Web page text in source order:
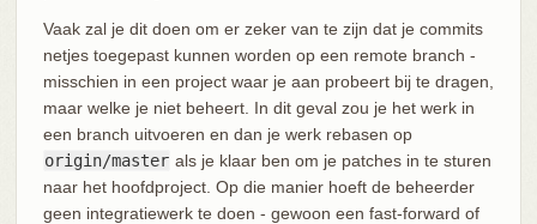
Vaak zal je dit doen om er zeker van te zijn dat je commits
netjes toegepast kunnen worden op een remote branch -
misschien in een project waar je aan probeert bij te dragen,
maar welke je niet beheert. In dit geval zou je het werk in
een branch uitvoeren en dan je werk rebasen op
origin/master als je klaar ben om je patches in te sturen
naar het hoofdproject. Op die manier hoeft de beheerder
geen integratiewerk te doen - gewoon een fast-forward of